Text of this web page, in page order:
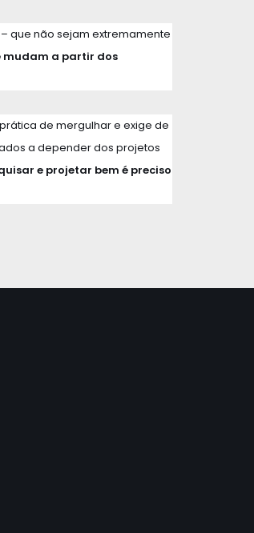
que não sejam extremamente
mudam a partir dos
de mergulhar e exige de
a depender dos projetos
e projetar bem é preciso